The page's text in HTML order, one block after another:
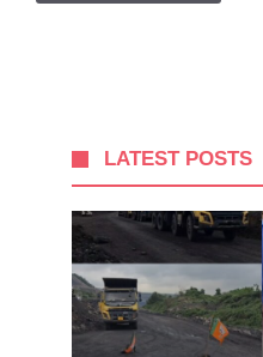
LATEST POSTS